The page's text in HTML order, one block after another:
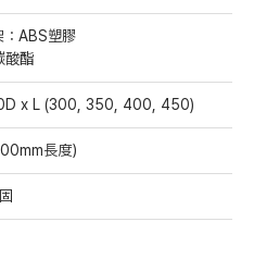
：ABS塑膠
酸酯
x L (300, 350, 400, 450)
長度）